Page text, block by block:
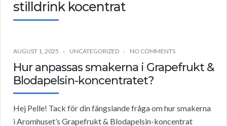
stilldrink kocentrat
AUGUST 1, 2025 UNCATEGORIZED NO COMMENTS
Hur anpassas smakerna i Grapefrukt &
Blodapelsin-koncentratet?
Hej Pelle! Tack för din fängslande fråga om hur smakerna
i Aromhuset’s Grapefrukt & Blodapelsin-koncentrat